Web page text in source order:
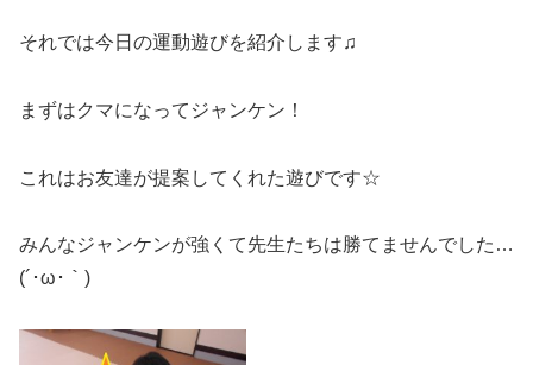
それでは今日の運動遊びを紹介します♫
まずはクマになってジャンケン！
これはお友達が提案してくれた遊びです☆
みんなジャンケンが強くて先生たちは勝てませんでした…
(´･ω･｀)